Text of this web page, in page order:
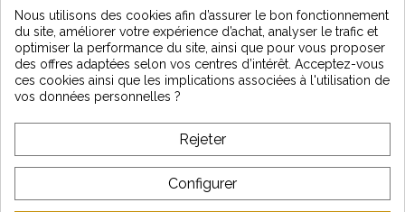
et restez informés des dernières nouveautés
Vintage Motors
*Dès 99€ d'achat. En vous abonnant à notre newsletter, vous reconnaissez avoir pris
l'acceptez.
A PROPOS DE VINTAGE
SERVICE CLIENT
Nous utilisons des cookies afin d’assurer le bon fonctionnement
du site, améliorer votre expérience d’achat, analyser le trafic et
optimiser la performance du site, ainsi que pour vous proposer
des offres adaptées selon vos centres d’intérêt. Acceptez-vous
ces cookies ainsi que les implications associées à l'utilisation de
vos données personnelles ?
Rejeter
Configurer